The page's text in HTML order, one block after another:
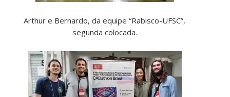
Arthur e Bernardo, da equipe “Rabisco-UFSC”,
segunda colocada.